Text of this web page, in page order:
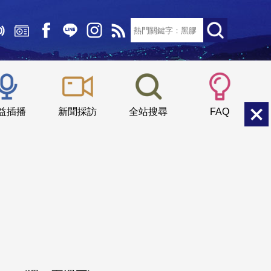
插播 新聞採訪 全站搜尋 FAQ
小 中